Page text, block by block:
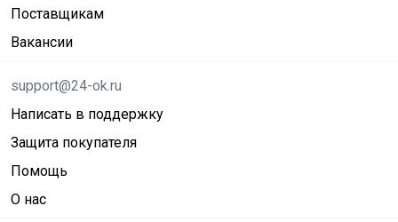
Поставщикам
Вакансии
support@24-ok.ru
Написать в поддержку
Защита покупателя
Помощь
О нас